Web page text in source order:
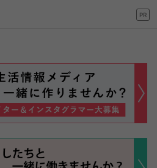
PR